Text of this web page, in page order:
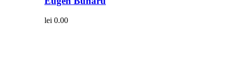
lei 0.00